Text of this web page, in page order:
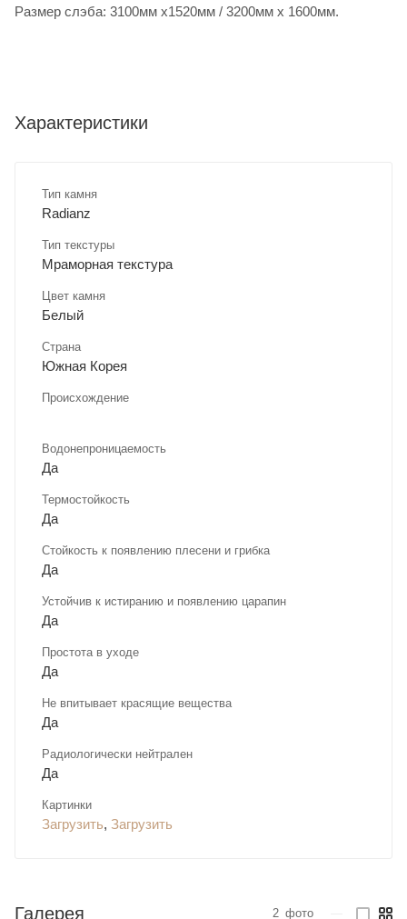
Размер слэба: 3100мм х1520мм / 3200мм х 1600мм.
Характеристики
Тип камня
Radianz
Тип текстуры
Мраморная текстура
Цвет камня
Белый
Страна
Южная Корея
Происхождение
Водонепроницаемость
Да
Термостойкость
Да
Стойкость к появлению плесени и грибка
Да
Устойчив к истиранию и появлению царапин
Да
Простота в уходе
Да
Не впитывает красящие вещества
Да
Радиологически нейтрален
Да
Картинки
Загрузить, Загрузить
Галерея 2 фото